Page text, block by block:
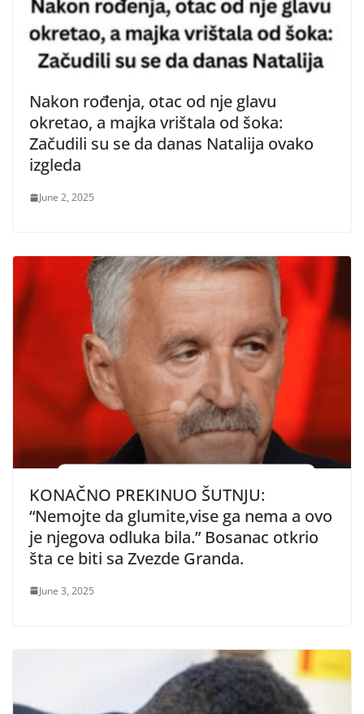
Nakon rođenja, otac od nje glavu
okretao, a majka vrištala od šoka:
Začudili su se da danas Natalija ovako
izgleda
June 2, 2025
KONAČNO PREKINUO ŠUTNJU:
“Nemojte da glumite,vise ga nema a ovo
je njegova odluka bila.” Bosanac otkrio
šta ce biti sa Zvezde Granda.
June 3, 2025